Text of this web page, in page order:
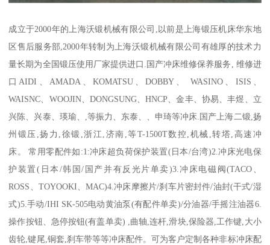
成立于2000年的上海沃锻机械有限公司,以前是上海锻压机床华东地
区售后服务部,2000年转制为上海沃锻机械有限公司有雄厚的技术力
量长期为全国锻压使用厂家提供进口.国产冲床维修保养服务, 维修进
口AIDI、AMADA、KOMATSU、DOBBY、 WASINO、ISIS、
WAISNC、WOOJIN、DONGSUNG、HNCP、金丰、协易、丰煜、立
兴陈、兴泰、瑛瑜、,等振力、东泰、、申琦等冲床.国产上海二锻,扬
州锻压,扬力,徐锻,浙江,济南,等T-1500T数控,机械,转塔,高速冲
床。 常用零配件如:1:冲床超负荷保护装置(日本/台湾)2.冲床光电保
护装置(日本/韩国/国产并有反光片单卖)3.冲床电磁阀(TACO、
ROSS、TOYOOKI、MAC)4.冲床摩擦片/刹车片密封件/油封(干式/湿
式)5.手动/IHI SK-505电动黄油泵(有配件单卖)/分油器/手摇注油器6.
操作按钮、急停按钮(有盖单卖) ,曲轴,连杆,滑块,保险器,工作键,大小
齿轮,键尾,铜套,刹车带等等冲床配件。可为客户定制各种非标冲床配